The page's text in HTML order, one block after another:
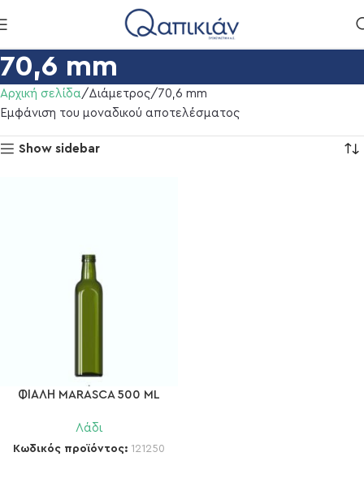
70,6 mm
Αρχική σελίδα Διάμετρος
70,6 mm
Εμφάνιση του μοναδικού αποτελέσματος
Show sidebar
ΦΙΑΛΗ MARASCA 500 ML
Λάδι
Κωδικός προϊόντος: 121250